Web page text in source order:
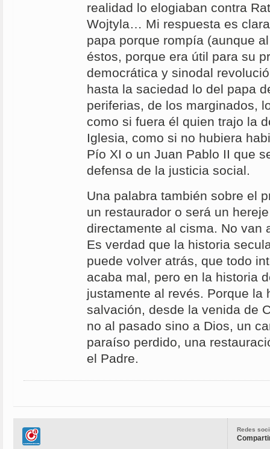
realidad lo elogiaban contra
Wojtyla… Mi respuesta es
papa porque rompía (aunque
éstos, porque era útil para su
democrática y sinodal
hasta la saciedad lo del papa
periferias, de los marginados,
como si fuera él quien trajo la
Iglesia, como si no hubiera
Pío XI o un Juan Pablo II que
defensa de la justicia social.
Una palabra también sobre el
un restaurador o será un
directamente al cisma. No van
Es verdad que la historia
puede volver atrás, que todo
acaba mal, pero en la historia
justamente al revés. Porque la
salvación, desde la venida de
no al pasado sino a Dios, un
paraíso perdido, una
el Padre.
Redes